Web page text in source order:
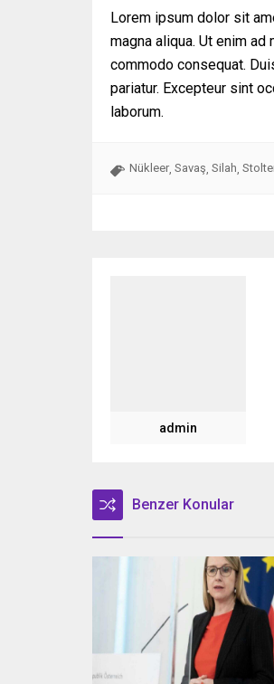
Lorem ipsum dolor sit
magna aliqua. Ut enim
commodo consequat.
pariatur. Excepteur sint
laborum.
Nükleer Savaş Silah
admin
Benzer Konular